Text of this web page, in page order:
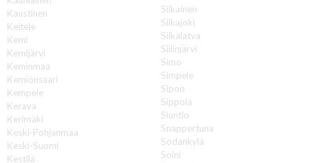
Kaustinen
Keitele
Kemi
Kemijärvi
Keminmaa
Kemiönsaari
Kempele
Kerava
Kerimäki
Keski-Pohjanmaa
Keski-Suomi
Kestilä
Siikainen
Siikajoki
Siikalatva
Siilinjärvi
Simo
Simpele
Sipoo
Sippola
Siuntio
Snappertuna
Sodankylä
Soini